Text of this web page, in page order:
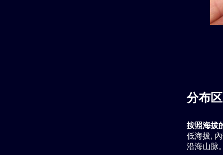
分布区
按照海拔
低海拔,
沿海山脉